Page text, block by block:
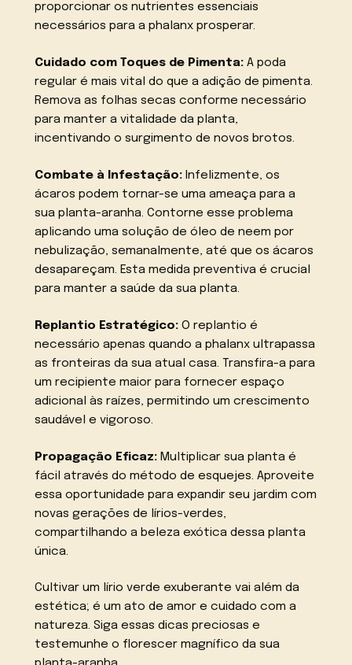
proporcionar os nutrientes essenciais
necessários para a phalanx prosperar.
Cuidado com Toques de Pimenta: A poda
regular é mais vital do que a adição de pimenta.
Remova as folhas secas conforme necessário
para manter a vitalidade da planta,
incentivando o surgimento de novos brotos.
Combate à Infestação: Infelizmente, os
ácaros podem tornar-se uma ameaça para a
sua planta-aranha. Contorne esse problema
aplicando uma solução de óleo de neem por
nebulização, semanalmente, até que os ácaros
desapareçam. Esta medida preventiva é crucial
para manter a saúde da sua planta.
Replantio Estratégico: O replantio é
necessário apenas quando a phalanx ultrapassa
as fronteiras da sua atual casa. Transfira-a para
um recipiente maior para fornecer espaço
adicional às raízes, permitindo um crescimento
saudável e vigoroso.
Propagação Eficaz: Multiplicar sua planta é
fácil através do método de esquejes. Aproveite
essa oportunidade para expandir seu jardim com
novas gerações de lírios-verdes,
compartilhando a beleza exótica dessa planta
única.
Cultivar um lírio verde exuberante vai além da
estética; é um ato de amor e cuidado com a
natureza. Siga essas dicas preciosas e
testemunhe o florescer magnífico da sua